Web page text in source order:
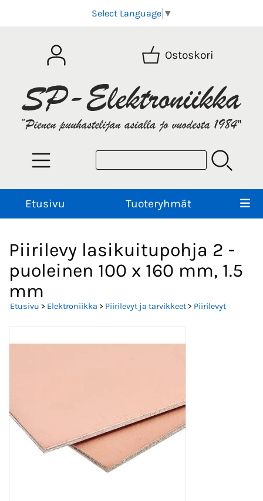
Select Language ▼
Ostoskori
Etusivu Tuoteryhmät
Piirilevy lasikuitupohja 2 -
puoleinen 100 x 160 mm, 1.5
mm
Etusivu > Elektroniikka > Piirilevyt ja tarvikkeet> Piirilevyt